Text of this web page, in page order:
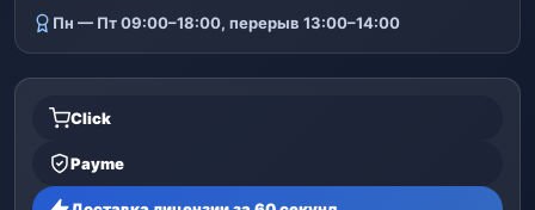
Пн — Пт 09:00–18:00, перерыв 13:00–14:00
Click
Payme